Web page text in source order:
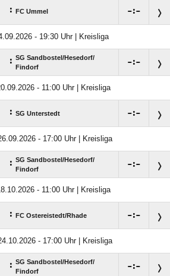
: FC Ummel :
- 19:30 Uhr | Kreisliga
: SG Sandbostel/​Hesedorf/​
Findorf
:
- 11:00 Uhr | Kreisliga
: SG Unterstedt :
- 17:00 Uhr | Kreisliga
: SG Sandbostel/​Hesedorf/​
Findorf
:
- 11:00 Uhr | Kreisliga
: FC Ostereistedt/​Rhade :
- 17:00 Uhr | Kreisliga
: SG Sandbostel/​Hesedorf/​
Findorf
: